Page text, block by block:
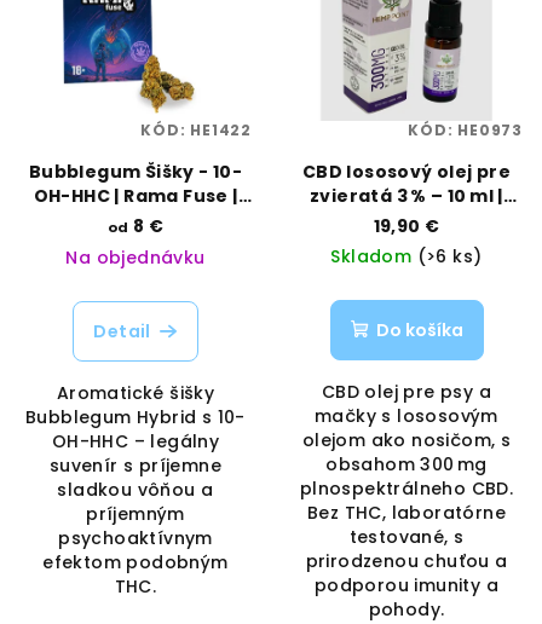
Bubblegum Šišky - 10-
OH-HHC | Rama Fuse |
Vaporama
od 8 €
Na objednávku
Detail
Aromatické šišky
Bubblegum Hybrid s 10-
OH-HHC – legálny
suvenír s príjemne
sladkou vôňou a
príjemným
psychoaktívnym
efektom podobným
THC.
KÓD: HE1422
CBD lososový olej pre
zvieratá 3 % – 10 ml |
Hemp Point | Vaporama
19,90 €
Skladom (>6 ks)
Do košíka
CBD olej pre psy a
mačky s lososovým
olejom ako nosičom, s
obsahom 300 mg
plnospektrálneho CBD.
Bez THC, laboratórne
testované, s
prirodzenou chuťou a
podporou imunity a
pohody.
KÓD: HE0973